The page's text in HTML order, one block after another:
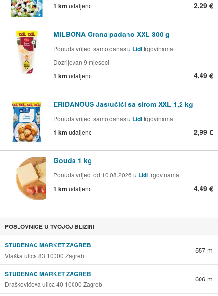
1 km udaljeno 2,29 €
MILBONA Grana padano XXL 300 g
Ponuda vrijedi samo danas u Lidltrgovinama
Dozrijevan 9 mjeseci
1 km udaljeno 4,49 €
ERIDANOUS Jastučići sa sirom XXL 1,2 kg
Ponuda vrijedi samo danas u Lidltrgovinama
1 km udaljeno 2,99 €
Gouda 1 kg
Ponuda vrijedi od 10.08.2026 u Lidltrgovinama
1 km udaljeno 4,49 €
POSLOVNICE U TVOJOJ BLIZINI
STUDENAC MARKET ZAGREB
Vlaška ulica 83 10000 Zagreb
557 m
STUDENAC MARKET ZAGREB
Draškovićeva ulica 40 10000 Zagreb
606 m